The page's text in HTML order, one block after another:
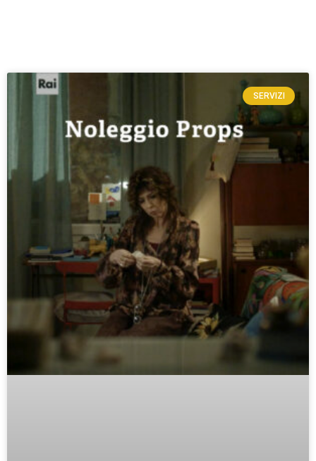
SERVIZI